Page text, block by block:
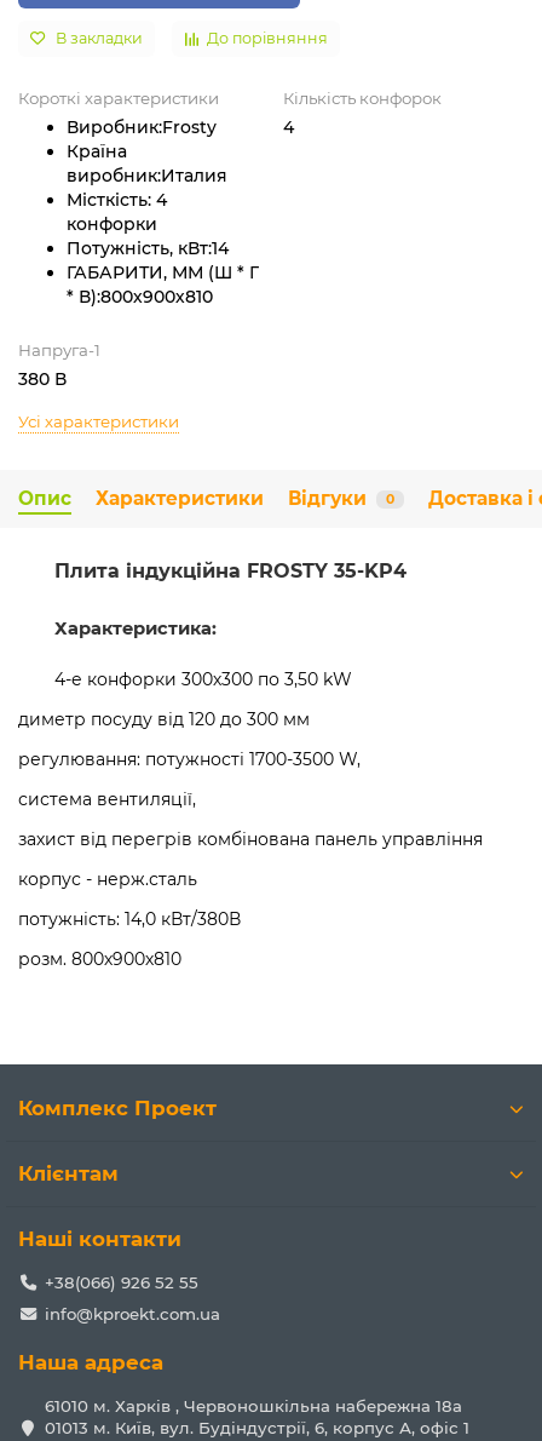
В закладки До порівняння
Короткі характеристики
Виробник:Frosty
Країна
виробник:Италия
Місткість: 4
конфорки
Потужність, кВт:14
ГАБАРИТИ, ММ (Ш * Г
* В):800х900х810
Кількість конфорок
4
Напруга-1
380 В
Усі характеристики
Опис Характеристики Відгуки 0 Доставка і
Плита індукційна FROSTY 35-KP4
Характеристика:
4-е конфорки 300х300 по 3,50 kW
диметр посуду від 120 до 300 мм
регулювання: потужності 1700-3500 W,
система вентиляції,
захист від перегрів комбінована панель управління
корпус - нерж.сталь
потужність: 14,0 кВт/380В
розм. 800х900х810
Комплекс Проект
Клієнтам
Наші контакти
+38(066) 926 52 55
info@kproekt.com.ua
Наша адреса
61010 м. Харків , Червоношкільна набережна 18а
01013 м. Київ, вул. Будіндустрії, 6, корпус А, офіс 1